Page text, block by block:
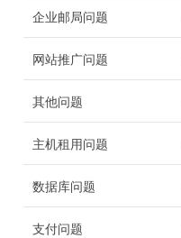
企业邮局问题
网站推广问题
其他问题
主机租用问题
数据库问题
支付问题